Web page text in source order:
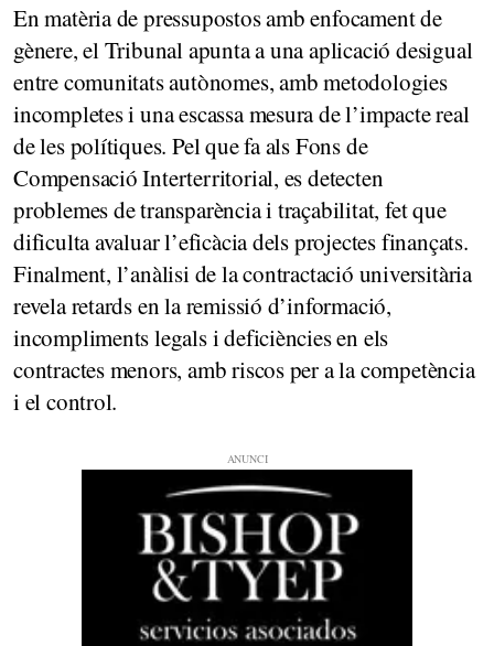
En matèria de pressupostos amb enfocament de
gènere, el Tribunal apunta a una aplicació desigual
entre comunitats autònomes, amb metodologies
incompletes i una escassa mesura de l’impacte real
de les polítiques. Pel que fa als Fons de
Compensació Interterritorial, es detecten
problemes de transparència i traçabilitat, fet que
dificulta avaluar l’eficàcia dels projectes finançats.
Finalment, l’anàlisi de la contractació universitària
revela retards en la remissió d’informació,
incompliments legals i deficiències en els
contractes menors, amb riscos per a la competència
i el control.